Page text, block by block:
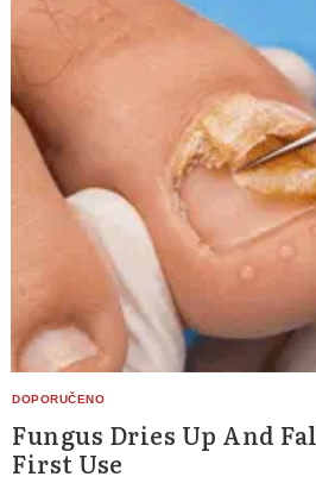
Fungus Dries Up And
First Use